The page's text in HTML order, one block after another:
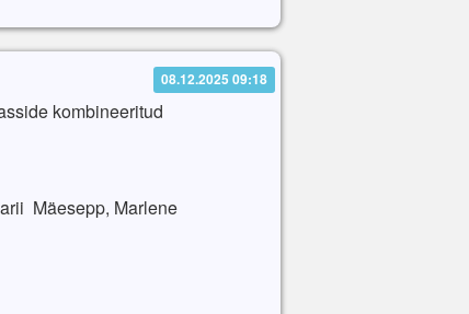
08.12.2025 09:18
kombineeritud
Mäesepp, Marlene